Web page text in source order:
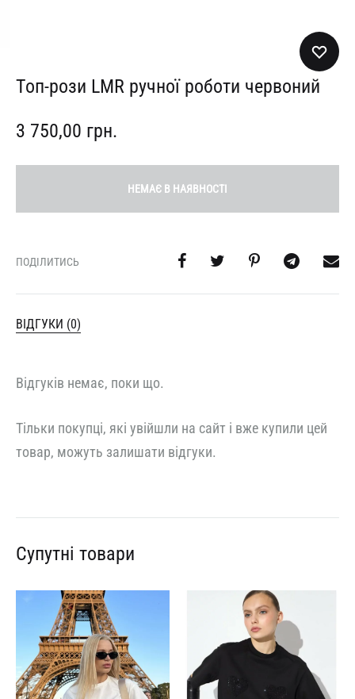
Топ-рози LMR ручної роботи червоний
3 750,00 грн.
НЕМАЄ В НАЯВНОСТІ
ПОДІЛИТИСЬ
ВІДГУКИ (0)
Відгуків немає, поки що.
Тільки покупці, які увійшли на сайт і вже купили цей
товар, можуть залишати відгуки.
Супутні товари